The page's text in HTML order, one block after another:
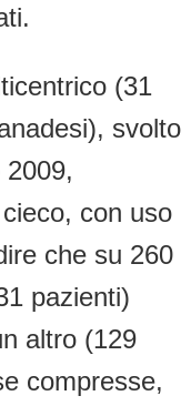
(31
svolto
con uso
che su 260
pazienti)
altro (129
compresse,